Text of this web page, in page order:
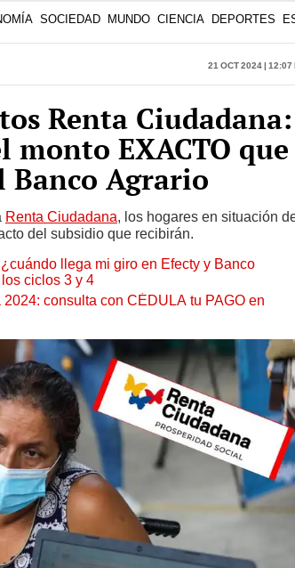
Renta Ciudadana:
monto EXACTO que
Banco Agrario
Renta Ciudadana, los hogares en situación de
del subsidio que recibirán.
llega mi giro en Efecty y Banco
ciclos 3 y 4
consulta con CÉDULA tu PAGO en